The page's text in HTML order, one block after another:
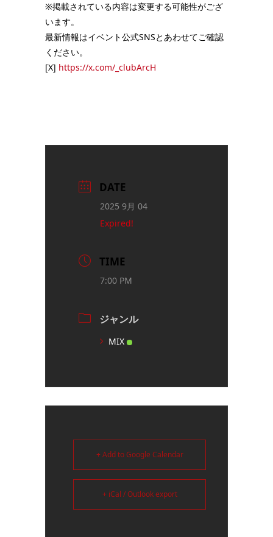
※掲載されている内容は変更する可能性がござ
います。
最新情報はイベント公式SNSとあわせてご確認
ください。
[X] https://x.com/_clubArcH
DATE
2025 9月 04
Expired!
TIME
7:00 PM
ジャンル
MIX
+ Add to Google Calendar
+ iCal / Outlook export